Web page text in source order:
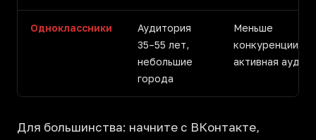
Одноклассники
Аудитория
35–55 лет,
небольшие
города
Меньше
конкуренции,
активная
Для большинства: начните с ВКонтакте,